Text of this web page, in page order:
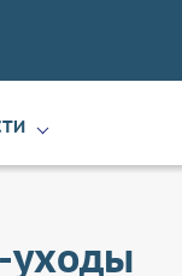
уходы